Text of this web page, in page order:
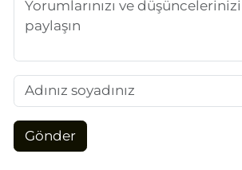
Gönder